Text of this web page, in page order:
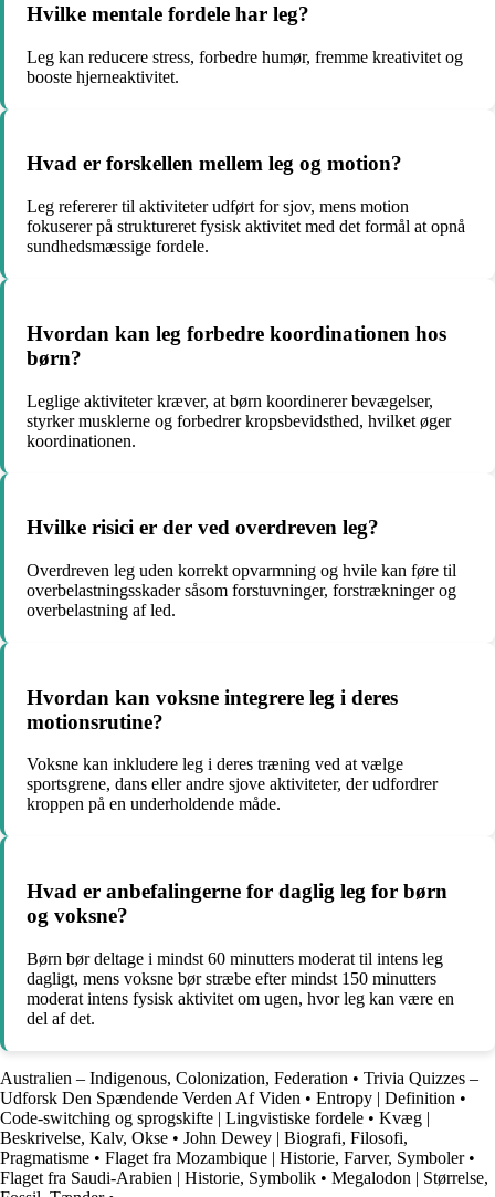
Hvilke mentale fordele har leg?
Leg kan reducere stress, forbedre humør, fremme kreativitet og
booste hjerneaktivitet.
Hvad er forskellen mellem leg og motion?
Leg refererer til aktiviteter udført for sjov, mens motion
fokuserer på struktureret fysisk aktivitet med det formål at opnå
sundhedsmæssige fordele.
Hvordan kan leg forbedre koordinationen hos
børn?
Leglige aktiviteter kræver, at børn koordinerer bevægelser,
styrker musklerne og forbedrer kropsbevidsthed, hvilket øger
koordinationen.
Hvilke risici er der ved overdreven leg?
Overdreven leg uden korrekt opvarmning og hvile kan føre til
overbelastningsskader såsom forstuvninger, forstrækninger og
overbelastning af led.
Hvordan kan voksne integrere leg i deres
motionsrutine?
Voksne kan inkludere leg i deres træning ved at vælge
sportsgrene, dans eller andre sjove aktiviteter, der udfordrer
kroppen på en underholdende måde.
Hvad er anbefalingerne for daglig leg for børn
og voksne?
Børn bør deltage i mindst 60 minutters moderat til intens leg
dagligt, mens voksne bør stræbe efter mindst 150 minutters
moderat intens fysisk aktivitet om ugen, hvor leg kan være en
del af det.
Australien – Indigenous, Colonization, Federation • Trivia Quizzes –
Udforsk Den Spændende Verden Af Viden • Entropy | Definition •
Code-switching og sprogskifte | Lingvistiske fordele • Kvæg |
Beskrivelse, Kalv, Okse • John Dewey | Biografi, Filosofi,
Pragmatisme • Flaget fra Mozambique | Historie, Farver, Symboler•
Flaget fra Saudi-Arabien | Historie, Symbolik • Megalodon | Størrelse,